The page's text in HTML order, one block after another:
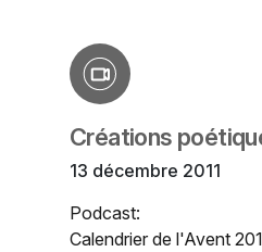
Créations
13 décembre 2011
Podcast:
Calendrier de l'Avent